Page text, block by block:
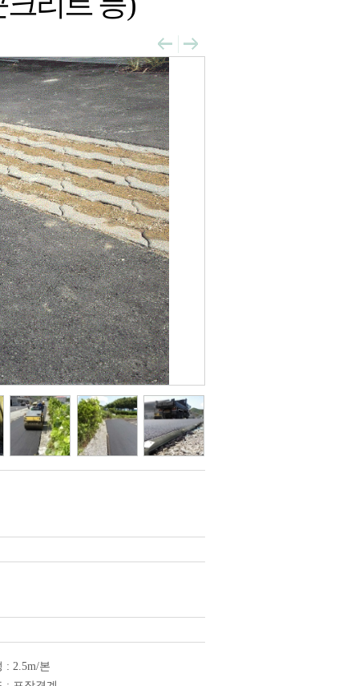
: 2.5m/본